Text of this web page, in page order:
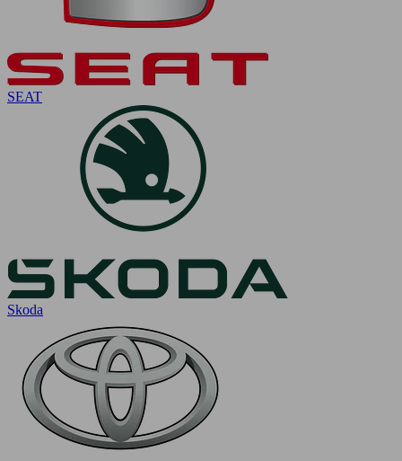
SEAT
Skoda